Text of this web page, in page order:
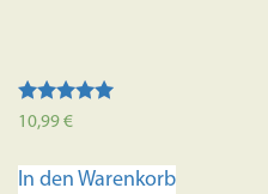
Bewertet mit
5.00
10,99€
In den Warenkorb